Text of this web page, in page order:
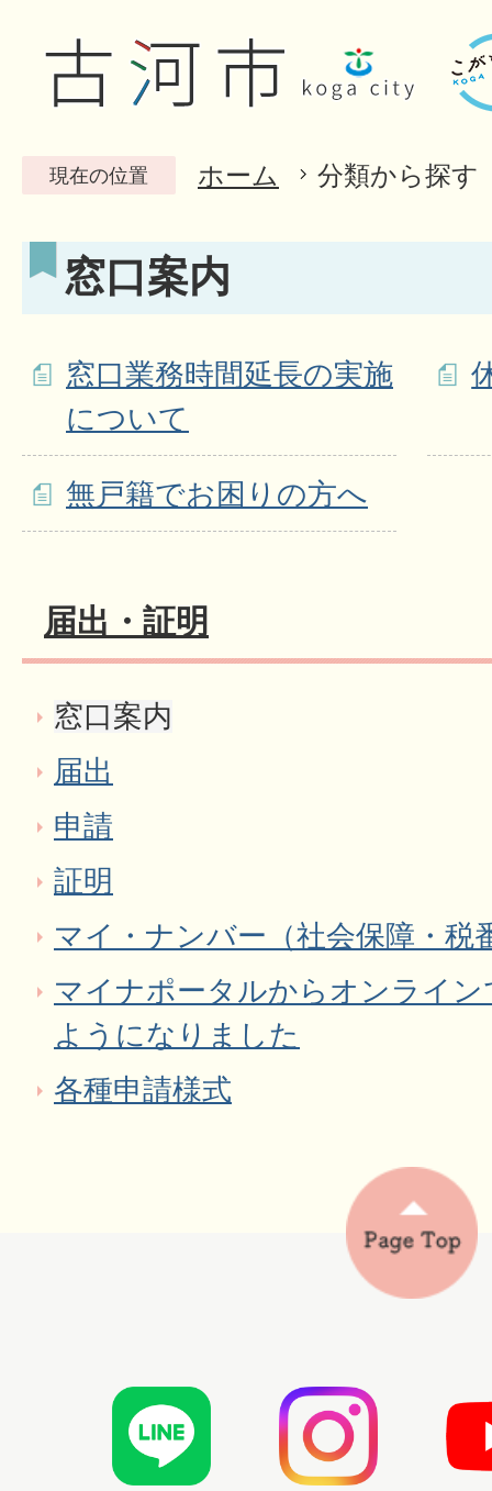
現在の位置 ホーム 分類から探す
窓口案内
窓口業務時間延長の実施
について
無戸籍でお困りの方へ
届出・証明
窓口案内
届出
申請
証明
マイ・ナンバー（社会保障・税
マイナポータルからオンライ
ようになりました
各種申請様式